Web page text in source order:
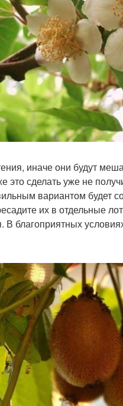
иначе они будут
это сделать уже не
вариантом будет
их в отдельные
В благоприятных